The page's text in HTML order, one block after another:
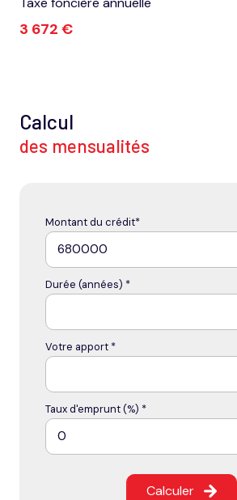
accès handicapé
3 672 €
Calcul
des mensualités
Montant du crédit*
Durée (années) *
Votre apport *
Taux d'emprunt (%) *
Calculer